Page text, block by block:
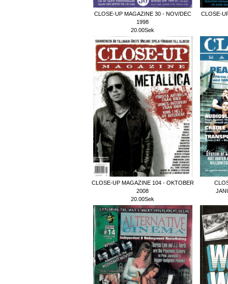
CLOSE-UP MAGAZINE 30 - NOV/DEC
1998
20.00Sek
CLOSE-
CLOSE-UP MAGAZINE 104 - OKTOBER
2008
20.00Sek